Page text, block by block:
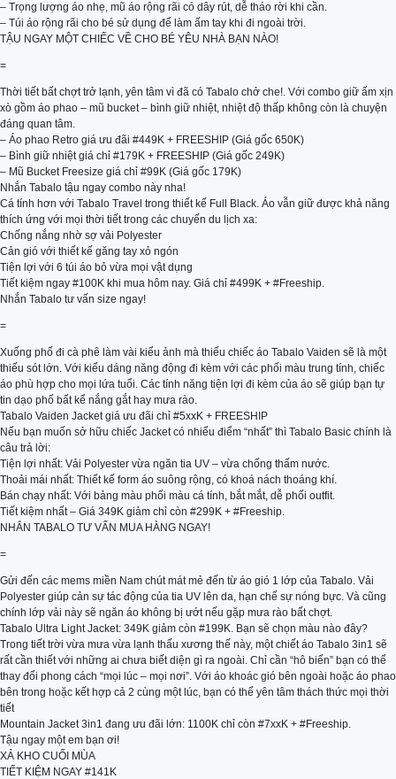
– Trọng lượng áo nhẹ, mũ áo rộng rãi có dây rút, dễ tháo rời khi cần.
– Túi áo rộng rãi cho bé sử dụng để làm ấm tay khi đi ngoài trời.
TẬU NGAY MỘT CHIẾC VỀ CHO BÉ YÊU NHÀ BẠN NÀO!
=
Thời tiết bất chợt trở lạnh, yên tâm vì đã có Tabalo chở che!. Với combo giữ ấm xịn
xò gồm áo phao – mũ bucket – bình giữ nhiệt, nhiệt độ thấp không còn là chuyện
đáng quan tâm.
– Áo phao Retro giá ưu đãi #449K + FREESHIP (Giá gốc 650K)
– Bình giữ nhiệt giá chỉ #179K + FREESHIP (Giá gốc 249K)
– Mũ Bucket Freesize giá chỉ #99K (Giá gốc 179K)
Nhắn Tabalo tậu ngay combo này nha!
Cá tính hơn với Tabalo Travel trong thiết kế Full Black. Áo vẫn giữ được khả năng
thích ứng với mọi thời tiết trong các chuyến du lịch xa:
Chống nắng nhờ sợ vải Polyester
Cản gió với thiết kế găng tay xỏ ngón
Tiện lợi với 6 túi áo bỏ vừa mọi vật dụng
Tiết kiệm ngay #100K khi mua hôm nay. Giá chỉ #499K + #Freeship.
Nhắn Tabalo tư vấn size ngay!
=
Xuống phố đi cà phê làm vài kiểu ảnh mà thiếu chiếc áo Tabalo Vaiden sẽ là một
thiếu sót lớn. Với kiểu dáng năng động đi kèm với các phối màu trung tính, chiếc
áo phù hợp cho mọi lứa tuổi. Các tính năng tiện lợi đi kèm của áo sẽ giúp bạn tự
tin dạo phố bất kể nắng gắt hay mưa rào.
Tabalo Vaiden Jacket giá ưu đãi chỉ #5xxK + FREESHIP
Nếu bạn muốn sở hữu chiếc Jacket có nhiểu điểm “nhất” thì Tabalo Basic chính là
câu trả lời:
Tiện lợi nhất: Vải Polyester vừa ngăn tia UV – vừa chống thấm nước.
Thoải mái nhất: Thiết kế form áo suông rộng, có khoá nách thoáng khí.
Bán chạy nhất: Với bảng màu phối màu cá tính, bắt mắt, dễ phối outfit.
Tiết kiệm nhất – Giá 349K giảm chỉ còn #299K + #Freeship.
NHẮN TABALO TƯ VẤN MUA HÀNG NGAY!
=
Gửi đến các mems miền Nam chút mát mẻ đến từ áo gió 1 lớp của Tabalo. Vải
Polyester giúp cản sự tác động của tia UV lên da, hạn chế sự nóng bực. Và cũng
chính lớp vải này sẽ ngăn áo không bị ướt nếu gặp mưa rào bất chợt.
Tabalo Ultra Light Jacket: 349K giảm còn #199K. Bạn sẽ chọn màu nào đây?
Trong tiết trời vừa mưa vừa lạnh thấu xương thế này, một chiết áo Tabalo 3in1 sẽ
rất cần thiết với những ai chưa biết diện gì ra ngoài. Chỉ cần “hô biến” bạn có thể
thay đổi phong cách “mọi lúc – mọi nơi”. Với áo khoác gió bên ngoài hoặc áo phao
bên trong hoặc kết hợp cả 2 cùng một lúc, bạn có thể yên tâm thách thức mọi thời
tiết
Mountain Jacket 3in1 đang ưu đãi lớn: 1100K chỉ còn #7xxK + #Freeship.
Tậu ngay một em bạn ơi!
XẢ KHO CUỐI MÙA
TIẾT KIỆM NGAY #141K